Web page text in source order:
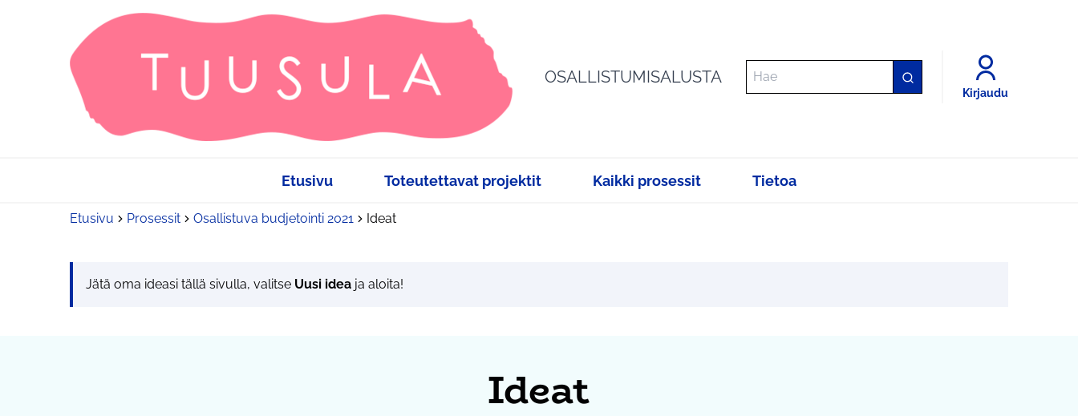
OSALLISTUMISALUSTA
Kirjaudu
Etusivu Toteutettavat projektit Kaikki prosessit Tietoa
Etusivu Prosessit Osallistuva budjetointi 2021 Ideat
Jätä oma ideasi tällä sivulla, valitse Uusi idea ja aloita!
Ideat